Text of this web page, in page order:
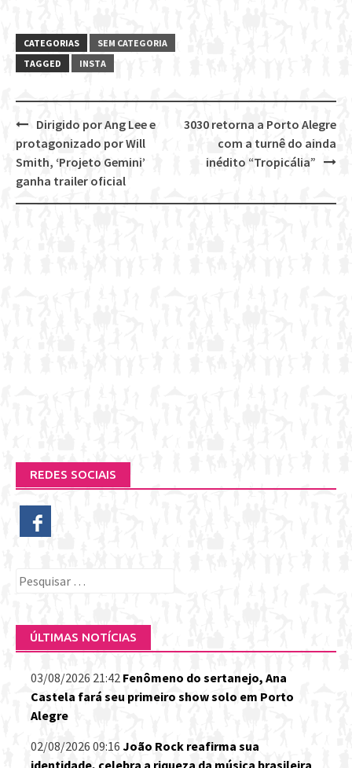
CATEGORIAS
SEM CATEGORIA
TAGGED
INSTA
Post
navigation
3030 retorna a Porto Alegre
com a turnê do ainda
inédito “Tropicália”
Dirigido por Ang Lee e
protagonizado por Will
Smith, ‘Projeto Gemini’
ganha trailer oficial
REDES SOCIAIS
Pesquisar
ÚLTIMAS NOTÍCIAS
03/08/2026 21:42 Fenômeno do sertanejo, Ana
Castela fará seu primeiro show solo em Porto
Alegre
02/08/2026 09:16 João Rock reafirma sua